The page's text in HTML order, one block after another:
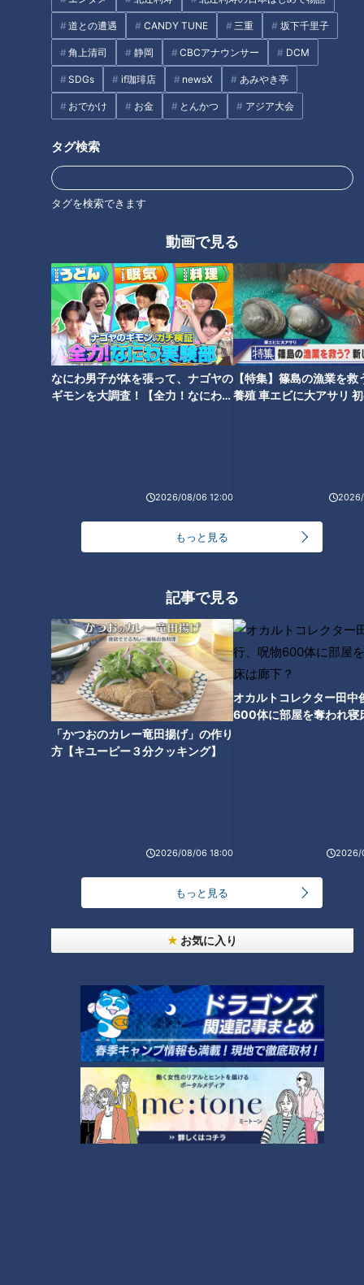
道との遭遇 CANDY TUNE 三重 坂下千里子
角上清司 静岡 CBCアナウンサー DCM
SDGs if珈琲店 newsX あみやき亭
おでかけ お金 とんかつ アジア大会
タグ検索
タグを検索できます
動画で見る
なにわ男子が体を張って、ナゴヤの
ギモンを大調査！【全力！なにわ実
2026/08/06 12:00
【特集】篠島の漁業を救
養殖 車エビに大アサリ
もっと見る
記事で見る
「かつおのカレー竜田揚げ」の作り
方【キユーピー３分クッキング】
2026/08/06 18:00
オカルトコレクター田中
600体に部屋を奪われ寝
2026/
もっと見る
お気に入り
CBCテレビ『花咲かタイムズ』うなずキング
高さ220mの46階では地上と比べて気温が1.8℃ほど低く感じ
られ、さらにこの春のリニューアルで、今まで立ち入ることが
できなかった窓ガラスの前のエリアまで行けるようになりまし
た。 ベンチや芝生エリアで心地よい風を感じながら過ごすの
はもちろん、10月31日(火)まで営業するBBQ店で絶景を望みな
がら食事を楽しむこともできます。
名古屋市街地より20℃も涼しい！「大滝鍾乳
洞」
CBCテレビ『花咲かタイムズ』うなずキング
岐阜県郡上市にある『大滝鍾乳洞』（入場料：大人1,000円、
中高生800円）は、多い時には一日2500人も観光客が訪れる
という東海地区最大級の鍾乳洞。 木製のケーブルカーで鍾乳
洞の入り口まで行くと、すでにひんやりした風を感じます。
中は一年を通して約15℃と名古屋市街地より20℃も低く、地
CBCテレビ『花咲かタイムズ』うなずキング
鍾乳洞を出たあとは、天然水を使った名物「流しそうめん」
（700円）でさらに涼しく！ 鍾乳洞の入場料と流しそうめんを
セットにしたコースは、1,500円と通常より200円お得。食べ
放題・つゆ替え放題・時間無制限なので、思う存分冷たいそう